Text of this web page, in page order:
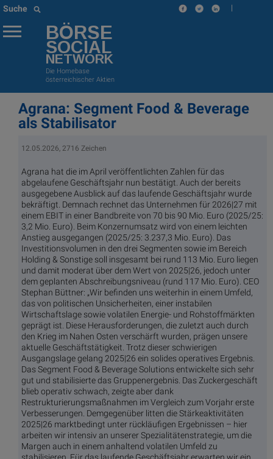
Suche |
BÖRSE
SOCIAL
NETWORK
Die Homebase
österreichischer Aktien
Agrana: Segment Food & Beverage
als Stabilisator
12.05.2026, 2716 Zeichen
Agrana hat die im April veröffentlichten Zahlen für das
abgelaufene Geschäftsjahr nun bestätigt. Auch der bereits
ausgegebene Ausblick auf das laufende Geschäftsjahr wurde
bekräftigt. Demnach rechnet das Unternehmen für 2026|27 mit
einem EBIT in einer Bandbreite von 70 bis 90 Mio. Euro (2025/25:
3,2 Mio. Euro). Beim Konzernumsatz wird von einem leichten
Anstieg ausgegangen (2025/25: 3.237,3 Mio. Euro). Das
Investitionsvolumen in den drei Segmenten sowie im Bereich
Holding & Sonstige soll insgesamt bei rund 113 Mio. Euro liegen
und damit moderat über dem Wert von 2025|26, jedoch unter
dem geplanten Abschreibungsniveau (rund 117 Mio. Euro). CEO
Stephan Büttner: „Wir befinden uns weiterhin in einem Umfeld,
das von politischen Unsicherheiten, einer instabilen
Wirtschaftslage sowie volatilen Energie- und Rohstoffmärkten
geprägt ist. Diese Herausforderungen, die zuletzt auch durch
den Krieg im Nahen Osten verschärft wurden, prägen unsere
aktuelle Geschäftstätigkeit. Trotz dieser schwierigen
Ausgangslage gelang 2025|26 ein solides operatives Ergebnis.
Das Segment Food & Beverage Solutions entwickelte sich sehr
gut und stabilisierte das Gruppenergebnis. Das Zuckergeschäft
blieb operativ schwach, zeigte aber dank
Restrukturierungsmaßnahmen im Vergleich zum Vorjahr erste
Verbesserungen. Demgegenüber litten die Stärkeaktivitäten
2025|26 marktbedingt unter rückläufigen Ergebnissen – hier
arbeiten wir intensiv an unserer Spezialitätenstrategie, um die
Margen auch in einem anhaltend volatilen Umfeld zu